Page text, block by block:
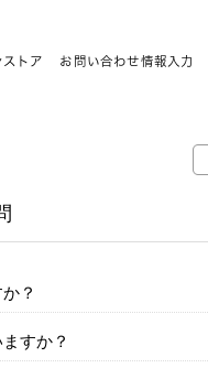
トア お問い合わせ情報入力
？
すか？